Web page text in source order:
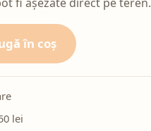
în coș
lei